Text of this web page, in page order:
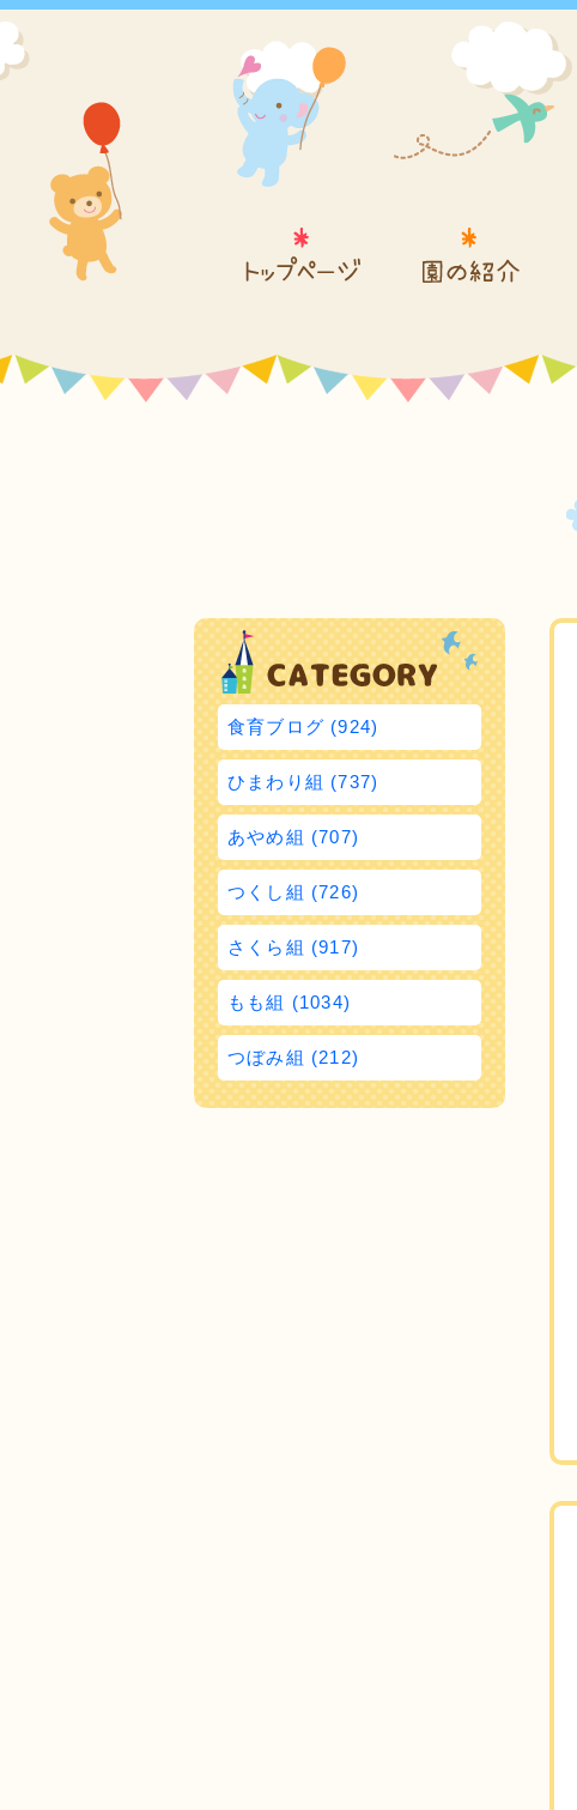
食育ブログ (924)
ひまわり組 (737)
あやめ組 (707)
つくし組 (726)
さくら組 (917)
もも組 (1034)
つぼみ組 (212)